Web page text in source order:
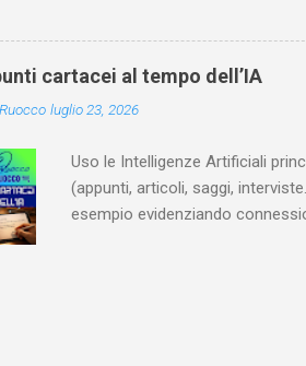
dedica anche (e, in alcuni
ricapitolare le lotte intestine al
l’architettura sociale
classe dominante che non
interessata a sapere quali
cartacei al tempo dell’IA
luglio 23, 2026
Uso le Intelligenze Artificiali
(appunti, articoli, saggi,
esempio evidenziando
Notebook (già NotebookLM) e